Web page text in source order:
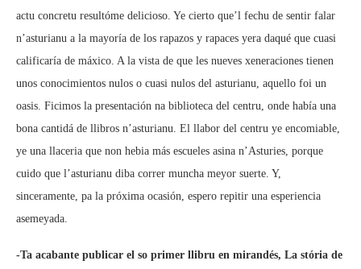
actu concretu resultóme delicioso. Ye cierto que’l fechu de sentir falar
n’asturianu a la mayoría de los rapazos y rapaces yera daqué que cuasi
calificaría de máxico. A la vista de que les nueves xeneraciones tienen
unos conocimientos nulos o cuasi nulos del asturianu, aquello foi un
oasis. Ficimos la presentación na biblioteca del centru, onde había una
bona cantidá de llibros n’asturianu. El llabor del centru ye encomiable,
ye una llaceria que non hebia más escueles asina n’Asturies, porque
cuido que l’asturianu diba correr muncha meyor suerte. Y,
sinceramente, pa la próxima ocasión, espero repitir una esperiencia
asemeyada.
-Ta acabante publicar el so primer llibru en mirandés, La stória de